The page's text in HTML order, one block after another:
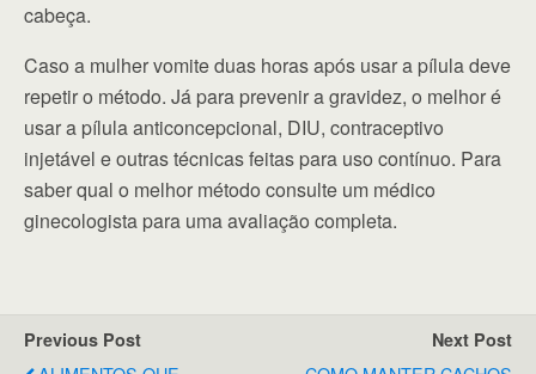
cabeça.
Caso a mulher vomite duas horas após usar a pílula deve
repetir o método. Já para prevenir a gravidez, o melhor é
usar a pílula anticoncepcional, DIU, contraceptivo
injetável e outras técnicas feitas para uso contínuo. Para
saber qual o melhor método consulte um médico
ginecologista para uma avaliação completa.
Previous Post Next Post